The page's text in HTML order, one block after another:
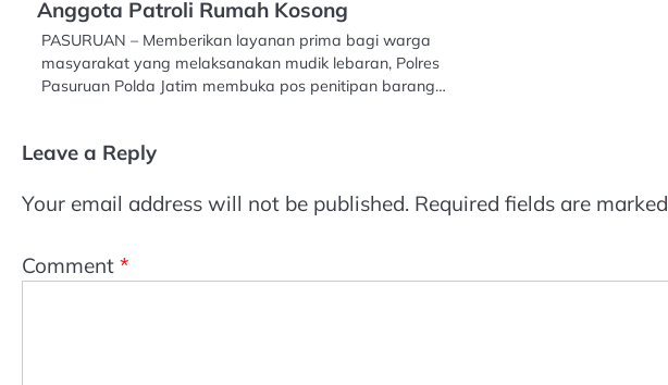
Anggota Patroli Rumah Kosong
PASURUAN – Memberikan layanan prima bagi warga
masyarakat yang melaksanakan mudik lebaran, Polres
Pasuruan Polda Jatim membuka pos penitipan barang…
Leave a Reply
Your email address will not be published. Required fields are marked
Comment *